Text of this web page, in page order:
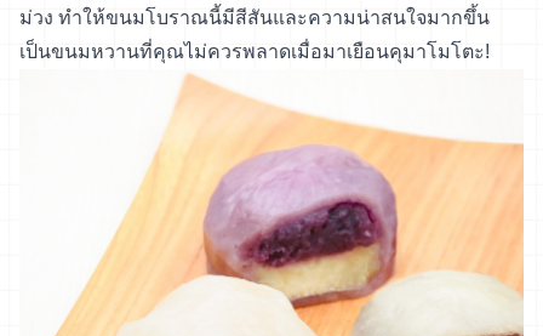
ม่วง ทำให้ขนมโบราณนี้มีสีสันและความน่าสนใจมากขึ้น
เป็นขนมหวานที่คุณไม่ควรพลาดเมื่อมาเยือนคุมาโมโตะ!